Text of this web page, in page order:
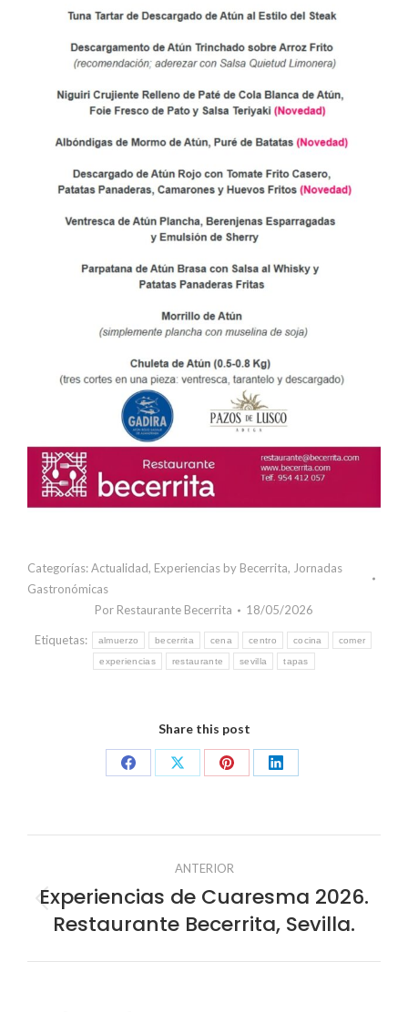
Categorías:Actualidad, Experiencias by Becerrita, Jornadas
Gastronómicas
Por Restaurante Becerrita 18/05/2026
Etiquetas: almuerzo becerrita cena centro cocina comer
experiencias restaurante sevilla tapas
Share this post
Share
Share
Share
Share
Navegación
entre
publicaciones
ANTERIOR
Publicación
anterior:
Experiencias de Cuaresma 2026.
Restaurante Becerrita, Sevilla.